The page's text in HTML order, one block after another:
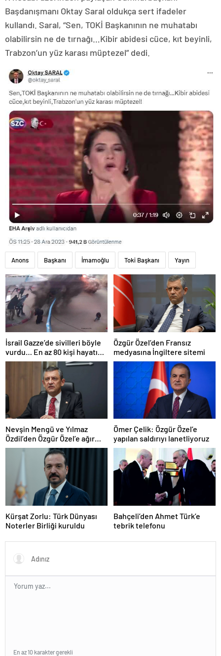
Başdanışmanı Oktay Saral oldukça sert ifadeler
kullandı. Saral, “Sen, TOKİ Başkanının ne muhatabı
olabilirsin ne de tırnağı…Kibir abidesi cüce, kıt beyinli,
Trabzon’un yüz karası müptezel” dedi.
Anons Başkanı İmamoğlu Toki Başkanı Yayın
İsrail Gazze’de sivilleri böyle
vurdu… En az 80 kişi hayatını
kaybetti
Özgür Özel’den Fransız
medyasına İngiltere sitemi
Nevşin Mengü ve Yılmaz
Özdil’den Özgür Özel’e ağır
eleştiriler
Ömer Çelik: Özgür Özel’e
yapılan saldırıyı lanetliyoruz
Kürşat Zorlu: Türk Dünyası
Noterler Birliği kuruldu
Bahçeli’den Ahmet Türk’e
tebrik telefonu
En az 10 karakter gerekli